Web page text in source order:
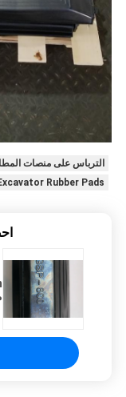
الترباس على منصات المطاط حفارة ، 190 مم منصات
Rubber Pads